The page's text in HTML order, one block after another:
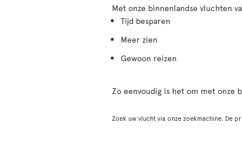
Met onze binnenlandse vluchten
Tijd besparen
Meer zien
Gewoon reizen
Zo eenvoudig is het om met onze
Zoek uw vlucht via onze zoekmachine. De